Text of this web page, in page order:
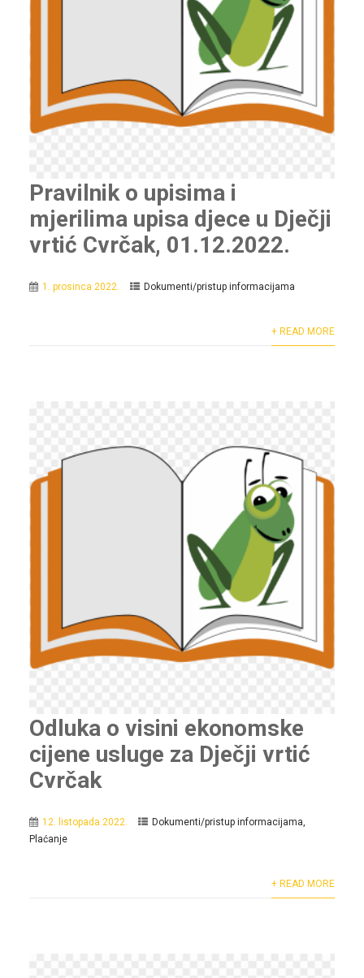
Pravilnik o upisima i
mjerilima upisa djece u Dječji
vrtić Cvrčak, 01.12.2022.
1. prosinca 2022. Dokumenti/pristup informacijama
+ READ MORE
Odluka o visini ekonomske
cijene usluge za Dječji vrtić
Cvrčak
12. listopada 2022. Dokumenti/pristup informacijama,
Plaćanje
+ READ MORE